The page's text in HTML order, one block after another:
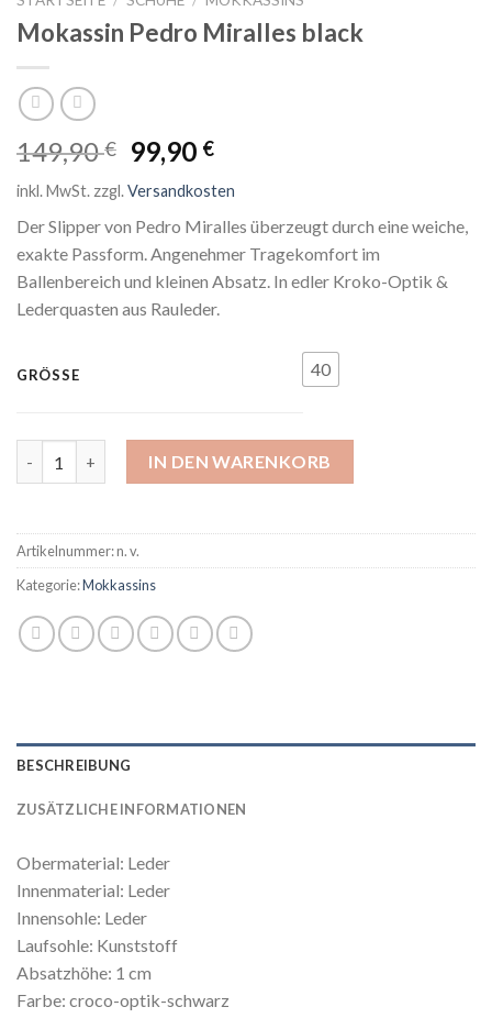
Mokassin Pedro Miralles black
149,90€
Ursprünglicher
Preis
war:
149,90 €
99,90 €Aktueller
Preis
ist:
99,90 €.
inkl. MwSt. zzgl.Versandkosten
Der Slipper von Pedro Miralles überzeugt durch eine weiche,
exakte Passform. Angenehmer Tragekomfort im
Ballenbereich und kleinen Absatz. In edler Kroko-Optik &
Lederquasten aus Rauleder.
GRÖSSE 40
IN DEN WARENKORB
Artikelnummer:n. v.
Kategorie:Mokkassins
BESCHREIBUNG
ZUSÄTZLICHE INFORMATIONEN
Obermaterial: Leder
Innenmaterial: Leder
Innensohle: Leder
Laufsohle: Kunststoff
Absatzhöhe: 1 cm
Farbe: croco-optik-schwarz